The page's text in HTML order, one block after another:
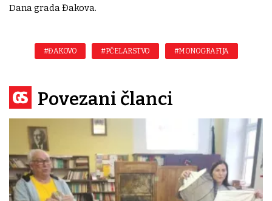
Dana grada Đakova.
#ĐAKOVO #PČELARSTVO #MONOGRAFIJA
Povezani članci